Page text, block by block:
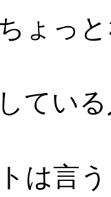
ょっ
てい
は言